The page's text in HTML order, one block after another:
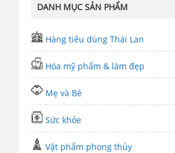
DANH MỤC SẢN PHẨM
Hàng tiêu dùng Thái Lan
Hóa mỹ phẩm & làm đẹp
Mẹ và Bé
Sức khỏe
Vật phẩm phong thủy